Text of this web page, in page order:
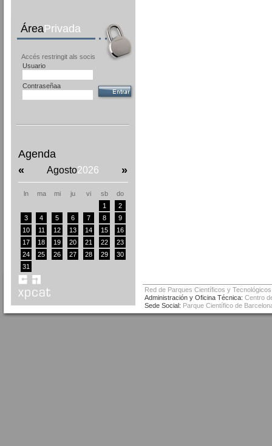
ÁreaPrivada
Accés restringit als socis
Usuario
Contraseñaa
Agenda
«
Agosto2026 »
ln ma mi ju vi sb
do
1
2
3
4 5 6 7 8
9
10
11 12 13 14 15
16
17
18 19 20 21 22
23
24
25 26 27 28 29
30
31
Red de Parques Científicos y
Administración y Oficina Técnica: Centro
Sede Social: Parque Científico de